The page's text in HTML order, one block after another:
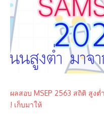
ผลสอบ MSEP 2563 สถิติ สูง
! เก็บมาให้